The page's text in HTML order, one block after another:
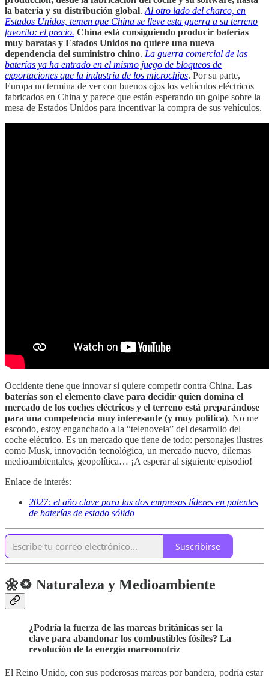
la batería y su distribución global.Al otro lado del charco, en
Estados Unidos, temen que China se lleve esta guerra a su terreno
favorito: el precio. China está consiguiendo producir baterías
muy baratas y Estados Unidos no quiere una nueva
dependencia del suministro chino. La guerra comercial de las
baterías ya ha entrado en el mismo juego de bloqueos de
exportaciones que la industria de los microchips. Por su parte,
Europa no termina de ver con buenos ojos los vehículos eléctricos
fabricados en China y parece que están esperando un golpe sobre la
mesa de Estados Unidos para incentivar la compra de sus vehículos.
Occidente tiene que innovar si quiere competir contra China. Las
baterías son el elemento clave para decidir quien domina el
mercado de los coches eléctricos y el terreno está preparándose
para una competencia muy interesante (y muy política). No me
escondo, estoy enganchado a la “telenovela” del desarrollo del
coche eléctrico. Es un mercado que tiene de todo: personajes ilustres
como Musk, innovación tecnológica, un mercado nuevo, dilemas
medioambientales, geopolítica… ¡A esperar al siguiente episodio!
Enlace de interés:
2027: el año clave para las dos empresas líderes en patentes
de baterías de estado sólido
Suscribirse
🌼♻️ Naturaleza y Medioambiente
¿Podría la fuerza de las mareas británicas ser la
clave para abandonar los combustibles fósiles? La
revolución de la energía mareomotriz
El Reino Unido, con sus poderosas mareas por bandera, podría estar